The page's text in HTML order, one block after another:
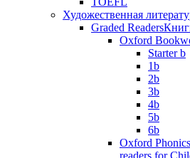
Художественная
Graded Readers
Oxford
Starter b
1b
2b
3b
4b
5b
6b
Oxford
readers for